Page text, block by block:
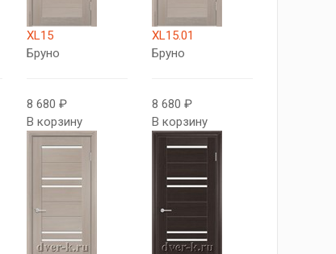
XL15
Бруно
8 680 ₽
В корзину
XL15.01
Бруно
8 680 ₽
В корзину